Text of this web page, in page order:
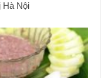
Hà Nội